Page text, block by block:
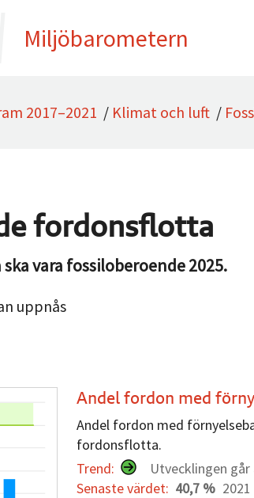
Miljöbarometern
2017–2021 / Klimat och luft /
fordonsflotta
vara fossiloberoende 2025.
uppnås
Andel fordon med
Andel fordon med
fordonsflotta.
Trend:
Utvecklingen
Senaste värdet: 40,7 % 2021